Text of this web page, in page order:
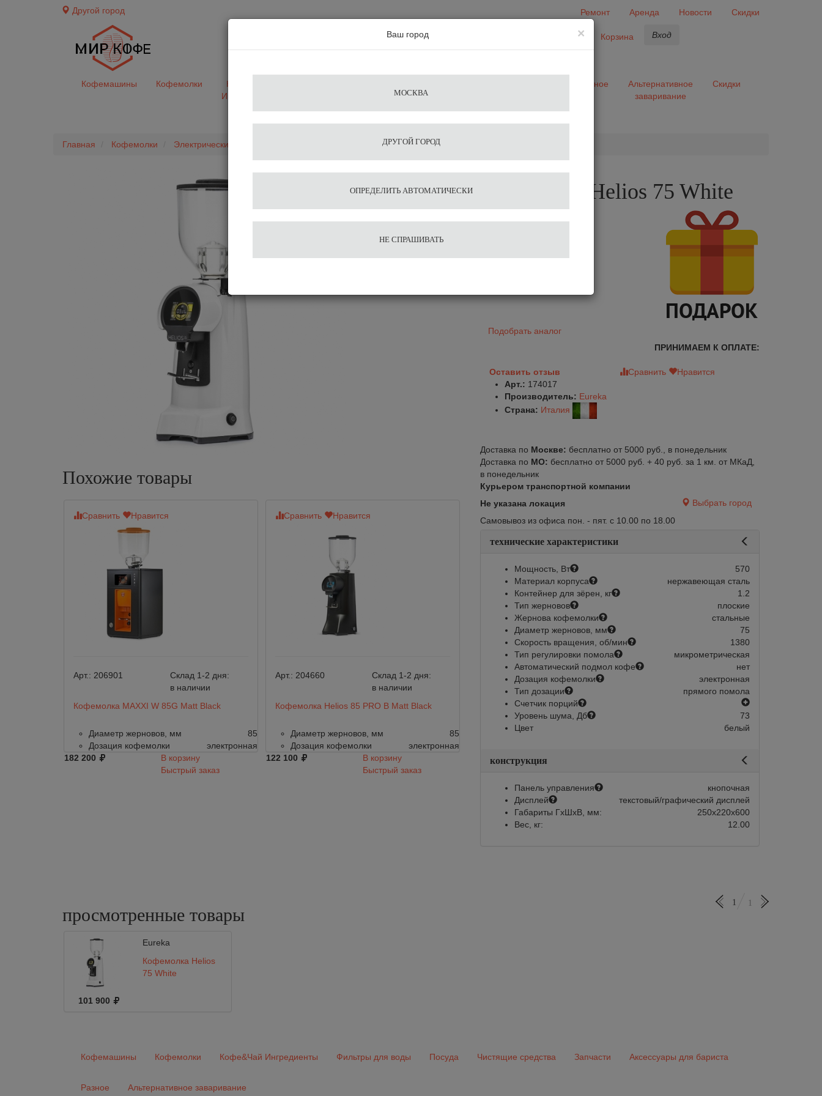
Другой город Ремонт Аренда Новости
Скидки
Избранное Корзина Вход
Кофемашины Кофемолки
Кофе&Чай
Ингредиенты
средства
Разное
Альтернативное
заваривание
Скидки
Главная Кофемолки Электрические
Похожие товары
Сравнить Нравится
Арт.: 206901
Склад 1-2 дня:
в наличии
Кофемолка MAXXI W 85G Matt Black
Диаметр жерновов, мм
85
Дозация кофемолки
электронная
182 200
В корзину
Быстрый заказ
Сравнить Нравится
Арт.: 204660
Склад 1-2 дня:
в наличии
Кофемолка Helios 85 PRO B Matt Black
Диаметр жерновов, мм
85
Дозация кофемолки
электронная
122 100
В корзину
Быстрый заказ
Нравится
204659
Склад 1-2 дня:
Кофемолка Helios 85 PRO B White
Диаметр жерновов, мм
122 100
Кофемолка Mignon Specialita
Дозация кофемолки
Кофемолка Helios 75 White
Подобрать аналог
ПРИНИМАЕМ К ОПЛАТЕ:
Оставить отзыв Сравнить
Нравится
Арт.: 174017
Производитель: Eureka
Страна: Италия
Доставка по Москве: бесплатно от 5000 руб., в понедельник
Доставка по МО: бесплатно от 5000 руб. + 40 руб. за 1 км. от МКаД,
в понедельник
Курьером транспортной компании
Не указана локация
Выбрать город
Самовывоз из офиса пон. - пят. с 10.00 по 18.00
технические характеристики
Мощность, Вт
570
Материал корпуса
нержавеющая сталь
Контейнер для зёрен, кг
1.2
Тип жерновов
плоские
Жернова кофемолки
стальные
Диаметр жерновов, мм
75
Скорость вращения, об/мин
1380
Тип регулировки помола
микрометрическая
Автоматический подмол кофе
нет
Дозация кофемолки
электронная
Тип дозации
прямого помола
Счетчик порций
есть
Уровень шума, Дб
73
Цвет
белый
конструкция
Панель управления
кнопочная
Дисплей
текстовый/графический дисплей
Габариты ГхШхВ, мм:
250х220х600
Вес, кг:
12.00
просмотренные товары
1 1
Eureka
Кофемолка Helios
75 White
101 900
×
Ваш город
МОСКВА
ДРУГОЙ ГОРОД
ОПРЕДЕЛИТЬ АВТОМАТИЧЕСКИ
НЕ СПРАШИВАТЬ
Кофемашины Кофемолки Кофе&Чай Ингредиенты Фильтры для воды Посуда Чистящие средства Запчасти Аксессуары для бариста
Разное Альтернативное заваривание